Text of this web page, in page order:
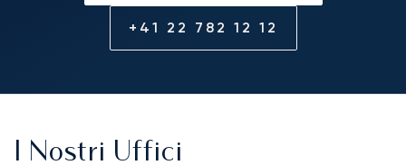
+41 22 782 12 12
I Nostri Uffici